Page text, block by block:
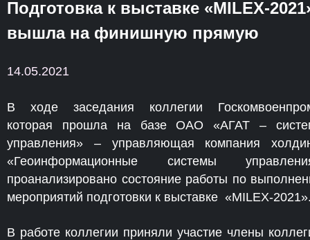
Подготовка к выставке «MILEX-
вышла на финишную прямую
14.05.2021
В ходе заседания коллегии
которая прошла на базе ОАО «АГАТ –
управления» – управляющая компания
«Геоинформационные системы
проанализировано состояние работы по
мероприятий подготовки к выставке «MILEX-
В работе коллегии приняли участие члены